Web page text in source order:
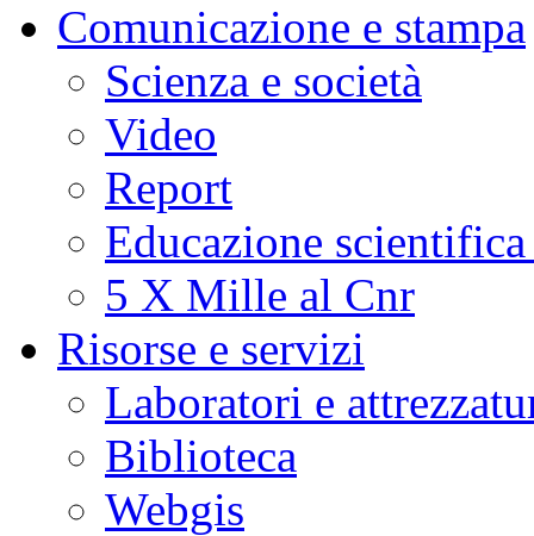
Comunicazione e stampa
Scienza e società
Video
Report
Educazione
5 X Mille al Cnr
Risorse e servizi
Laboratori e
Biblioteca
Webgis